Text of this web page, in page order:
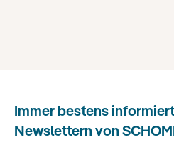
Immer bestens
Newslettern von